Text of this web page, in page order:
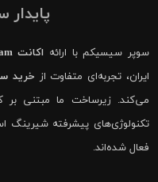
سوپر سیسیکم با ارائه اکانت CCcam پایدار
ایران، تجربه‌ای متفاوت از خرید
می‌کند. زیرساخت ما مبتنی بر
تکنولوژی‌های پیشرفته
فعال شده‌اند.